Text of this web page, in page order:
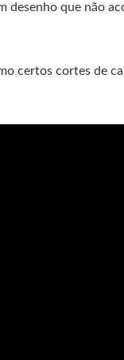
desenho que não
certos cortes de